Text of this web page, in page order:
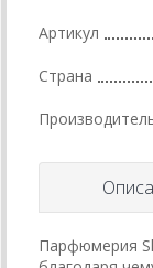
Артикул
Страна
Парфюмерия